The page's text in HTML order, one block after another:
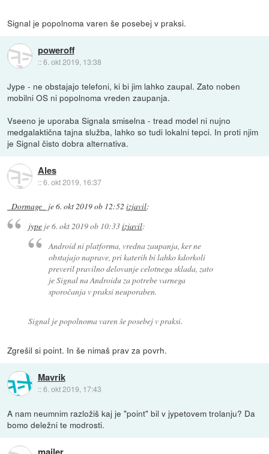
Signal je popolnoma varen še posebej v praksi.
poweroff
::6. okt 2019, 13:38
Jype - ne obstajajo telefoni, ki bi jim lahko zaupal. Zato noben
mobilni OS ni popolnoma vreden zaupanja.
Vseeno je uporaba Signala smiselna - tread model ni nujno
medgalaktična tajna služba, lahko so tudi lokalni tepci. In proti njim
je Signal čisto dobra alternativa.
Ales
::6. okt 2019, 16:37
_Dormage_ je6. okt 2019 ob 12:52 izjavil:
jypeje6. okt 2019 ob 10:33izjavil:
Android ni platforma, vredna zaupanja, ker ne
obstajajo naprave, pri katerih bi lahko kdorkoli
preveril pravilno delovanje celotnega sklada, zato
je Signal na Androidu za potrebe varnega
sporočanja v praksi neuporaben.
Signal je popolnoma varen še posebej v praksi.
Zgrešil si point. In še nimaš prav za povrh.
Mavrik
::6. okt 2019, 17:43
A nam neumnim razložiš kaj je "point" bil v jypetovem trolanju? Da
bomo deležni te modrosti.